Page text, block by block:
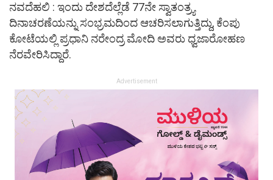
ನವದೆಹಲಿ : ಇಂದು ದೇಶದೆಲ್ಲೆಡೆ 77ನೇ ಸ್ವಾತಂತ್ರ್ಯ
ದಿನಾಚರಣೆಯನ್ನು ಸಂಭ್ರಮದಿಂದ ಆಚರಿಸಲಾಗುತ್ತಿದ್ದು, ಕೆಂಪು
ಕೋಟೆಯಲ್ಲಿ ಪ್ರಧಾನಿ ನರೇಂದ್ರ ಮೋದಿ ಅವರು ಧ್ವಜಾರೋಹಣ
ನೆರವೇರಿಸಿದ್ದಾರೆ.
Advertisement